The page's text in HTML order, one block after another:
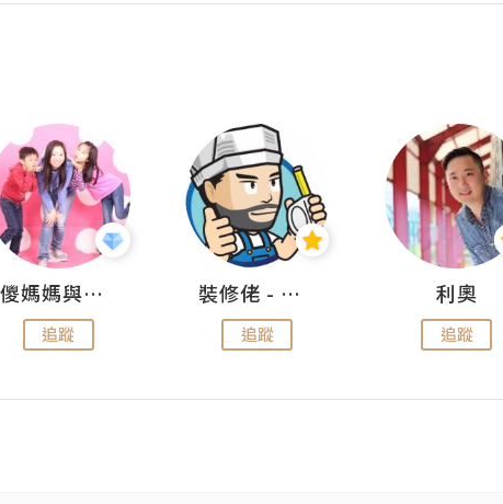
儍媽媽與兩隻小魔怪之家
追蹤
裝修佬 - 香港一站式網上裝修平台
追蹤
利奧
追蹤